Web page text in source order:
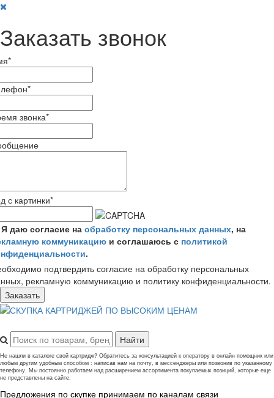
Заказать звонок
*
*
звонка*
с картинки*
Я даю согласие на обработку персональных данных, на
коммуникацию и соглашаюсь с политикой
.
подтвердить согласие на обработку персональных
рекламную коммуникацию и политику конфиденциальности.
Заказать
Не нашли в каталоге свой картридж? Обратитесь за консультацией к оператору в онлайн помощник или
любым другим удобным способом : написав нам на почту, в мессенджеры или позвонив по указанному
телефону. Мы постоянно работаем над расширением ассортимента покупаемых позиций, которые еще
не представлены на сайте.
Предложения по скупке принимаем по каналам связи